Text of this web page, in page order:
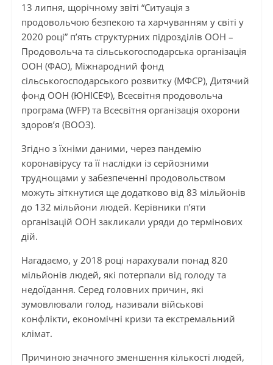
13 липня, щорічному звіті “Ситуація з
продовольчою безпекою та харчуванням у світі у
2020 році” п’ять структурних підрозділів ООН –
Продовольча та сільськогосподарська організація
ООН (ФАО), Міжнародний фонд
сільськогосподарського розвитку (МФСР), Дитячий
фонд ООН (ЮНІСЕФ), Всесвітня продовольча
програма (WFP) та Всесвітня організація охорони
здоров’я (ВООЗ).
Згідно з їхніми даними, через пандемію
коронавірусу та її наслідки із серйозними
труднощами у забезпеченні продовольством
можуть зіткнутися ще додатково від 83 мільйонів
до 132 мільйони людей. Керівники п’яти
організацій ООН закликали уряди до термінових
дій.
Нагадаємо, у 2018 році нарахували понад 820
мільйонів людей, які потерпали від голоду та
недоїдання. Серед головних причин, які
зумовлювали голод, називали військові
конфлікти, економічні кризи та екстремальний
клімат.
Причиною значного зменшення кількості людей,